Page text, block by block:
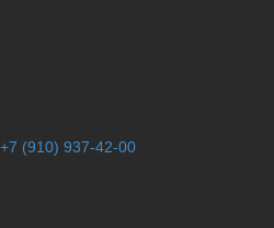
+7 (910) 937-42-00